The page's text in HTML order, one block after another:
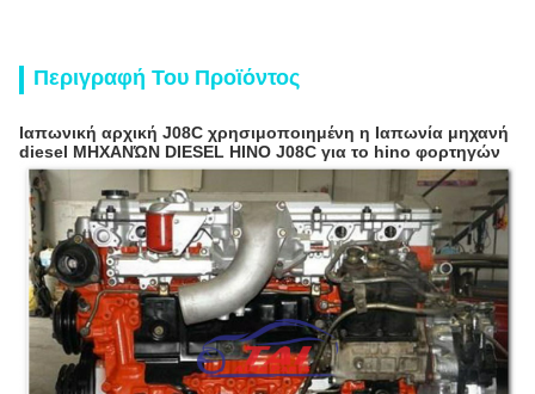
Περιγραφή Του Προϊόντος
Ιαπωνική αρχική J08C χρησιμοποιημένη η Ιαπωνία μηχανή
diesel ΜΗΧΑΝΏΝ DIESEL HINO J08C για το hino φορτηγών